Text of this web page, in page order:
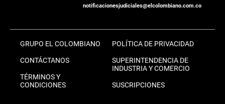
notificacionesjudiciales@elcolombiano.com.co
GRUPO EL COLOMBIANO
CONTÁCTANOS
TÉRMINOS Y
CONDICIONES
POLÍTICA DE PRIVACIDAD
SUPERINTENDENCIA DE
INDUSTRIA Y COMERCIO
SUSCRIPCIONES